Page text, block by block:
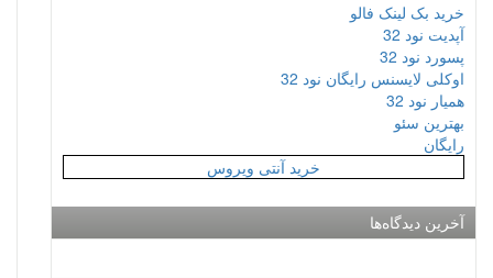
خرید بک لینک فالو
آپدیت نود 32
پسورد نود 32
اوکلی لایسنس رایگان نود 32
همیار نود 32
بهترین سئو
رایگان
خرید آنتی ویروس
آخرین دیدگاه‌ها